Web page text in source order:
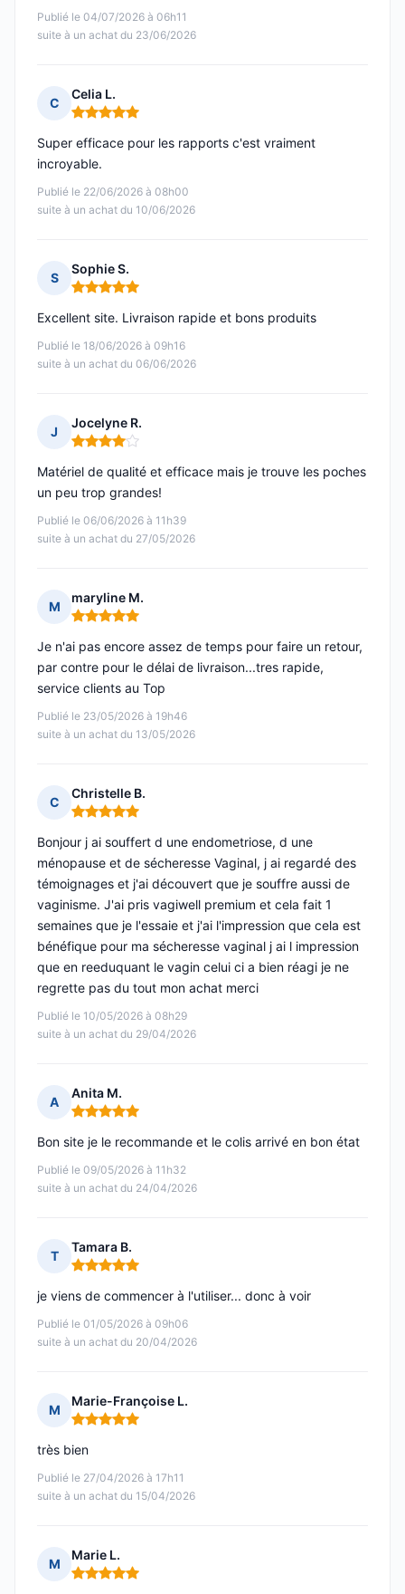
Publié le 04/07/2026 à 06h11
suite à un achat du 23/06/2026
C
Celia L.
Note : 5 sur 5
Publié le 22/06/2026 à 08h00
suite à un achat du 10/06/2026
Super efficace pour les rapports c'est vraiment
incroyable.
S
Sophie S.
Note : 5 sur 5
Publié le 18/06/2026 à 09h16
suite à un achat du 06/06/2026
Excellent site. Livraison rapide et bons produits
J
Jocelyne R.
Note : 4 sur 5
Publié le 06/06/2026 à 11h39
suite à un achat du 27/05/2026
Matériel de qualité et efficace mais je trouve les poches
un peu trop grandes!
M
maryline M.
Note : 5 sur 5
Publié le 23/05/2026 à 19h46
suite à un achat du 13/05/2026
Je n'ai pas encore assez de temps pour faire un retour,
par contre pour le délai de livraison...tres rapide,
service clients au Top
C
Christelle B.
Note : 5 sur 5
Publié le 10/05/2026 à 08h29
suite à un achat du 29/04/2026
Bonjour j ai souffert d une endometriose, d une
ménopause et de sécheresse Vaginal, j ai regardé des
témoignages et j'ai découvert que je souffre aussi de
vaginisme. J'ai pris vagiwell premium et cela fait 1
semaines que je l'essaie et j'ai l'impression que cela est
bénéfique pour ma sécheresse vaginal j ai l impression
que en reeduquant le vagin celui ci a bien réagi je ne
regrette pas du tout mon achat merci
A
Anita M.
Note : 5 sur 5
Publié le 09/05/2026 à 11h32
suite à un achat du 24/04/2026
Bon site je le recommande et le colis arrivé en bon état
T
Tamara B.
Note : 5 sur 5
Publié le 01/05/2026 à 09h06
suite à un achat du 20/04/2026
je viens de commencer à l'utiliser... donc à voir
M
Marie-Françoise L.
Note : 5 sur 5
Publié le 27/04/2026 à 17h11
suite à un achat du 15/04/2026
très bien
M
Marie L.
Note : 5 sur 5